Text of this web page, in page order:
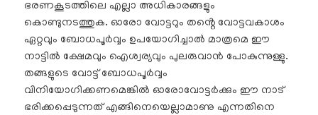
ഭരണകൂടത്തിലെ എല്ലാ അധികാരങ്ങളും
കൊണ്ടുനടത്തുക. ഓരോ വോട്ടറും തൻ്റെ വോട്ടവകാശം
ഏറ്റവും ബോധപൂർവ്വം ഉപയോഗിച്ചാൽ മാത്രമെ ഈ
നാട്ടിൽ ക്ഷേമവും ഐശ്വര്യവും പുലരുവാൻ പോകുന്നുള്ളു.
തങ്ങളുടെ വോട്ട് ബോധപൂർവ്വം
വിനിയോഗിക്കണമെങ്കിൽ ഓരോവോട്ടർക്കും ഈ നാട്
ഭരിക്കപ്പെടുന്നത് എങ്ങിനെയെല്ലാമാണു എന്നതിനെ